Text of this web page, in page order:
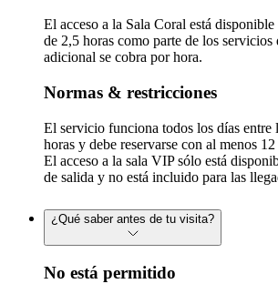
El acceso a la Sala Coral está
de 2,5 horas como parte de los
adicional se cobra por hora.
Normas & restricciones
El servicio funciona todos los días entre
horas y debe reservarse con al menos
El acceso a la sala VIP sólo está
de salida y no está incluido para las
¿Qué saber antes de tu visita?
No está permitido